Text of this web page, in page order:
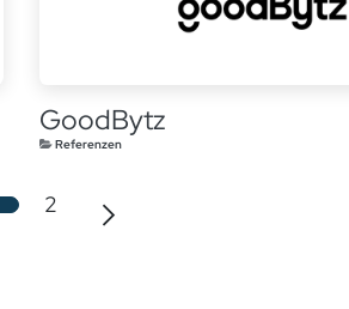
GoodBytz
Referenzen
2